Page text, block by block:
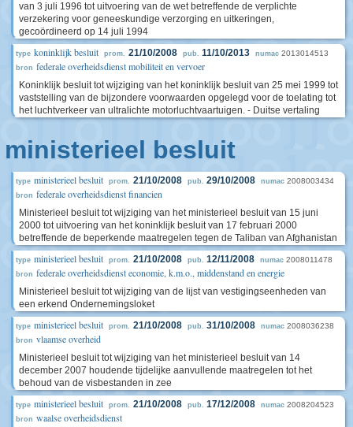
van 3 juli 1996 tot uitvoering van de wet betreffende de verplichte
verzekering voor geneeskundige verzorging en uitkeringen,
gecoördineerd op 14 juli 1994
type koninklijk besluit prom. 21/10/2008 pub. 11/10/2013 numac 2013014513
bron federale overheidsdienst mobiliteit en vervoer
Koninklijk besluit tot wijziging van het koninklijk besluit van 25 mei 1999 tot
vaststelling van de bijzondere voorwaarden opgelegd voor de toelating tot
het luchtverkeer van ultralichte motorluchtvaartuigen. - Duitse vertaling
ministerieel besluit
type ministerieel besluit prom. 21/10/2008 pub. 29/10/2008 numac 2008003434
bron federale overheidsdienst financien
Ministerieel besluit tot wijziging van het ministerieel besluit van 15 juni
2000 tot uitvoering van het koninklijk besluit van 17 februari 2000
betreffende de beperkende maatregelen tegen de Taliban van Afghanistan
type ministerieel besluit prom. 21/10/2008 pub. 12/11/2008 numac 2008011478
bron federale overheidsdienst economie, k.m.o., middenstand en energie
Ministerieel besluit tot wijziging van de lijst van vestigingseenheden van
een erkend Ondernemingsloket
type ministerieel besluit prom. 21/10/2008 pub. 31/10/2008 numac 2008036238
bron vlaamse overheid
Ministerieel besluit tot wijziging van het ministerieel besluit van 14
december 2007 houdende tijdelijke aanvullende maatregelen tot het
behoud van de visbestanden in zee
type ministerieel besluit prom. 21/10/2008 pub. 17/12/2008 numac 2008204523
bron waalse overheidsdienst